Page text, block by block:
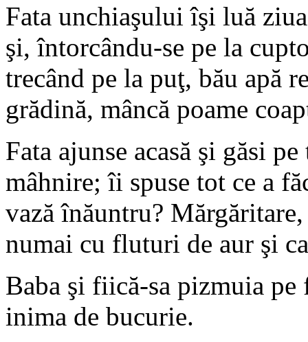
Fata unchiaşului îşi luă
şi, întorcându-se pe la
trecând pe la puţ, bău apă
grădină, mâncă poame
Fata ajunse acasă şi găsi
mâhnire; îi spuse tot ce a
vază înăuntru?
numai cu fluturi de aur şi
Baba şi fiică-sa pizmuia
inima de bucurie.